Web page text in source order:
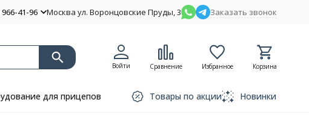
966-41-96 Москва ул. Воронцовские Пруды, 3 Заказать звонок
Войти Сравнение Избранное Корзина
для прицепов Товары по акции Новинки